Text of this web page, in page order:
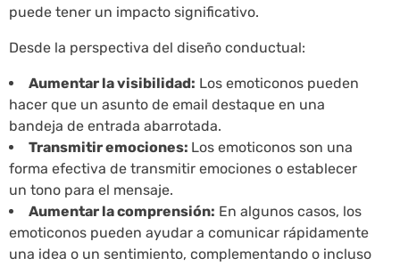
puede tener un impacto significativo.
Desde la perspectiva del diseño conductual:
Aumentar la visibilidad: Los emoticonos pueden
hacer que un asunto de email destaque en una
bandeja de entrada abarrotada.
Transmitir emociones: Los emoticonos son una
forma efectiva de transmitir emociones o establecer
un tono para el mensaje.
Aumentar la comprensión: En algunos casos, los
emoticonos pueden ayudar a comunicar rápidamente
una idea o un sentimiento, complementando o incluso